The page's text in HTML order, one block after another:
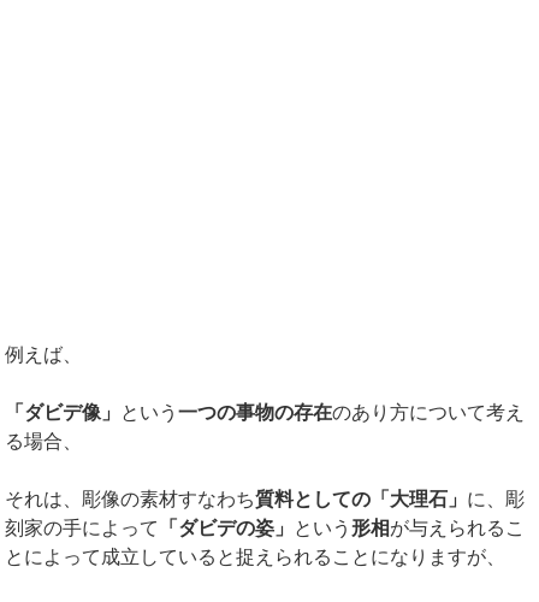
例えば、
「ダビデ像」 という一つの事物の存在のあり方について考え
る場合、
それは、彫像の素材すなわち質料としての「大理石」 に、彫
刻家の手によって
「ダビデの姿」 という形相が与えられるこ
とによって成立していると捉えられることになりますが、